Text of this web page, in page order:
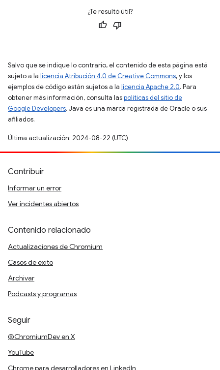
¿Te resultó útil?
Salvo que se indique lo contrario, el contenido de esta página está
sujeto a la licencia Atribución 4.0 de Creative Commons, y los
ejemplos de código están sujetos a la licencia Apache 2.0. Para
obtener más información, consulta laspolíticas del sitio de
Google Developers. Java es una marca registrada de Oracle o sus
afiliados.
Última actualización: 2024-08-22 (UTC)
Contribuir
Informar un error
Ver incidentes abiertos
Contenido relacionado
Actualizaciones de Chromium
Casos de éxito
Archivar
Podcasts y programas
Seguir
@ChromiumDev en X
YouTube
Chrome para desarrolladores en LinkedIn